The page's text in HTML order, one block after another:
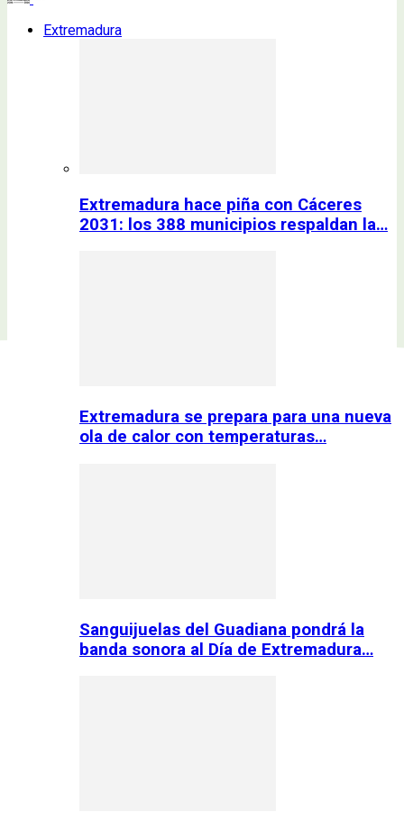
Extremadura
Extremadura hace piña con Cáceres
2031: los 388 municipios respaldan la…
Extremadura se prepara para una nueva
ola de calor con temperaturas…
Sanguijuelas del Guadiana pondrá la
banda sonora al Día de Extremadura…